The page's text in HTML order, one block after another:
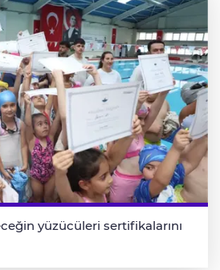
yüzücüleri sertifikalarını